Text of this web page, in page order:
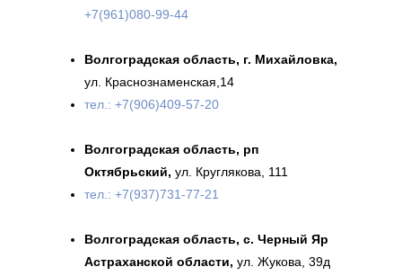
+7(961)080-99-44
Волгоградская область, г. Михайловка,
ул. Краснознаменская,14
тел.: +7(906)409-57-20
Волгоградская область, рп
Октябрьский, ул. Круглякова, 111
тел.: +7(937)731-77-21
Волгоградская область, с. Черный Яр
Астраханской области, ул. Жукова, 39д